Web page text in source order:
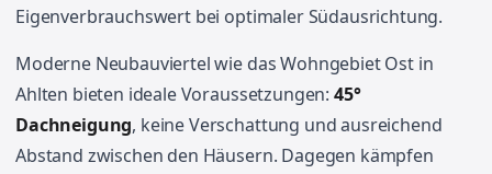
Eigenverbrauchswert bei optimaler Südausrichtung.
Moderne Neubauviertel wie das Wohngebiet Ost in
Ahlten bieten ideale Voraussetzungen: 45°
Dachneigung, keine Verschattung und ausreichend
Abstand zwischen den Häusern. Dagegen kämpfen